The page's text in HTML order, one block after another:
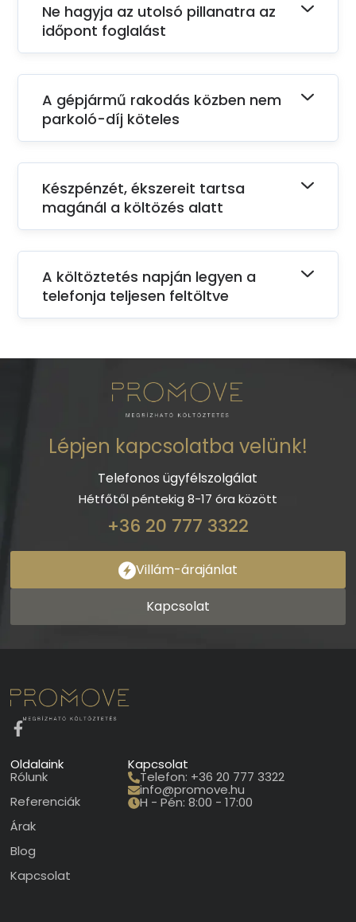
Ne hagyja az utolsó pillanatra az
időpont foglalást
A gépjármű rakodás közben nem
parkoló-díj köteles
Készpénzét, ékszereit tartsa
magánál a költözés alatt
A költöztetés napján legyen a
telefonja teljesen feltöltve
Lépjen kapcsolatba velünk!
Telefonos ügyfélszolgálat
Hétfőtől péntekig 8-17 óra között
+36 20 777 3322
Villám-árajánlat
Kapcsolat
Oldalaink
Rólunk
Referenciák
Árak
Blog
Kapcsolat
Kapcsolat
Telefon: +36 20 777 3322
info@promove.hu
H - Pén: 8:00 - 17:00